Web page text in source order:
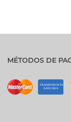
MÉTODOS DE